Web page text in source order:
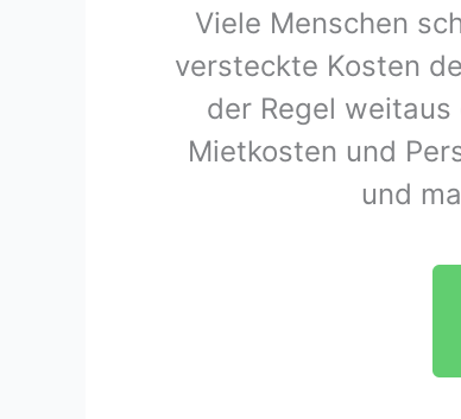
Viele Menschen
versteckte Kosten
der Regel
Mietkosten und
und